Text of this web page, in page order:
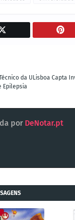
da ULisboa Capta
Epilepsia
por DeNotar.pt